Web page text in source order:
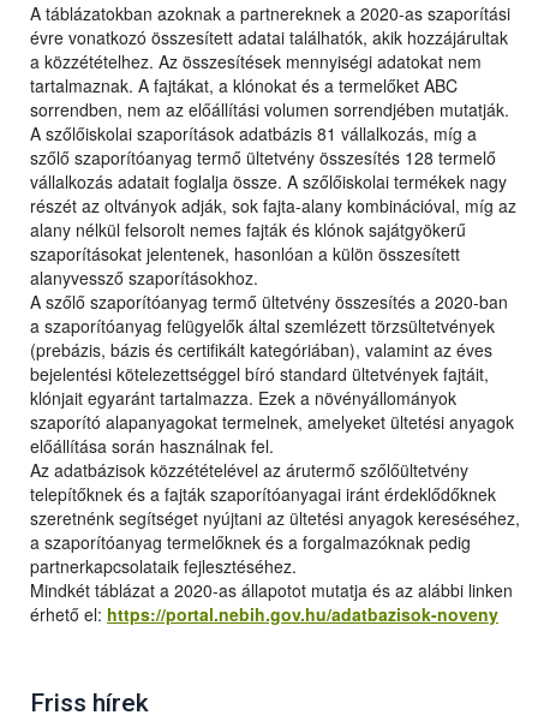
A táblázatokban azoknak a partnereknek a 2020-as szaporítási
évre vonatkozó összesített adatai találhatók, akik hozzájárultak
a közzétételhez. Az összesítések mennyiségi adatokat nem
tartalmaznak. A fajtákat, a klónokat és a termelőket ABC
sorrendben, nem az előállítási volumen sorrendjében mutatják.
A szőlőiskolai szaporítások adatbázis 81 vállalkozás, míg a
szőlő szaporítóanyag termő ültetvény összesítés 128 termelő
vállalkozás adatait foglalja össze. A szőlőiskolai termékek nagy
részét az oltványok adják, sok fajta-alany kombinációval, míg az
alany nélkül felsorolt nemes fajták és klónok sajátgyökerű
szaporításokat jelentenek, hasonlóan a külön összesített
alanyvessző szaporításokhoz.
A szőlő szaporítóanyag termő ültetvény összesítés a 2020-ban
a szaporítóanyag felügyelők által szemlézett törzsültetvények
(prebázis, bázis és certifikált kategóriában), valamint az éves
bejelentési kötelezettséggel bíró standard ültetvények fajtáit,
klónjait egyaránt tartalmazza. Ezek a növényállományok
szaporító alapanyagokat termelnek, amelyeket ültetési anyagok
előállítása során használnak fel.
Az adatbázisok közzétételével az árutermő szőlőültetvény
telepítőknek és a fajták szaporítóanyagai iránt érdeklődőknek
szeretnénk segítséget nyújtani az ültetési anyagok kereséséhez,
a szaporítóanyag termelőknek és a forgalmazóknak pedig
partnerkapcsolataik fejlesztéséhez.
Mindkét táblázat a 2020-as állapotot mutatja és az alábbi linken
érhető el: https://portal.nebih.gov.hu/adatbazisok-noveny
Friss hírek